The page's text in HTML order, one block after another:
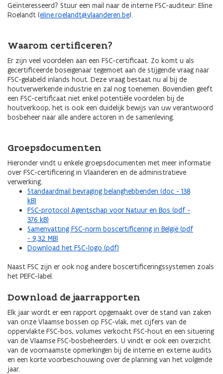
Geïnteresseerd? Stuur een mail naar de interne FSC-auditeur: Eline
Roelandt (eline.roelandt@vlaanderen.be).
Waarom certificeren?
Er zijn veel voordelen aan een FSC-certificaat. Zo komt u als
gecertificeerde boseigenaar tegemoet aan de stijgende vraag naar
FSC-gelabeld inlands hout. Deze vraag bestaat nu al bij de
houtverwerkende industrie en zal nog toenemen. Bovendien geeft
een FSC-certificaat niet enkel potentiële voordelen bij de
houtverkoop, het is ook een duidelijk bewijs van uw verantwoord
bosbeheer naar alle andere actoren in de samenleving.
Groepsdocumenten
Hieronder vindt u enkele groepsdocumenten met meer informatie
over FSC-certificering in Vlaanderen en de administratieve
verwerking.
Standaardmail bevraging belanghebbenden (doc - 138
kB)
FSC-protocol Agentschap voor Natuur en Bos (pdf -
376 kB)
Samenvatting FSC-norm boscertificering in België (pdf
- 9,32 MB)
Download het FSC-logo (pdf)
Naast FSC zijn er ook nog andere boscertificeringssystemen zoals
het PEFC-label.
Download de jaarrapporten
Elk jaar wordt er een rapport opgemaakt over de stand van zaken
van onze Vlaamse bossen op FSC-vlak, met cijfers van de
oppervlakte FSC-bos, volumes verkocht FSC-hout en een situering
van de Vlaamse FSC-bosbeheerders. U vindt er ook een overzicht
van de voornaamste opmerkingen bij de interne en externe audits
en een korte voorbeschouwing over de planning van het volgende
jaar.